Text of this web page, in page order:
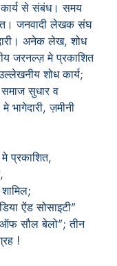
कार्य से संबंध। समय
जनवादी लेखक संघ
अनेक लेख, शोध
जरनल्ज़ मे प्रकाशित
शोध कार्य;
समाज सुधार व
भागेदारी, ज़मीनी
प्रकाशित,
,
;
ऐंड सोसाइटी”
ऑफ सौल बेलो”;तीन
!